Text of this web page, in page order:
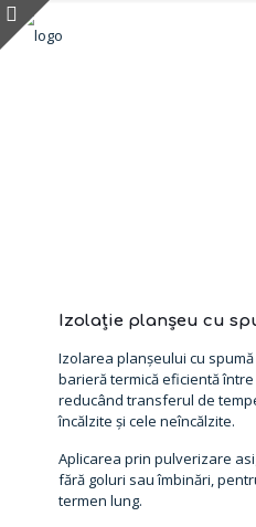
Izolație planșeu cu
Izolarea planșeului cu
barieră termică eficientă
reducând transferul de
încălzite și cele neîncălzite.
Aplicarea prin pulverizare
fără goluri sau îmbinări,
termen lung.